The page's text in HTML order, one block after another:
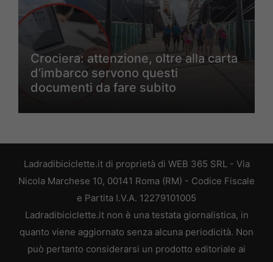
Crociera: attenzione, oltre alla carta
d’imbarco servono questi
documenti da fare subito
Ladradibiciclette.it di proprietà di WEB 365 SRL - Via
Nicola Marchese 10, 00141 Roma (RM) - Codice Fiscale
e Partita I.V.A. 12279101005
Ladradibiciclette.it non è una testata giornalistica, in
quanto viene aggiornato senza alcuna periodicità. Non
può pertanto considerarsi un prodotto editoriale ai